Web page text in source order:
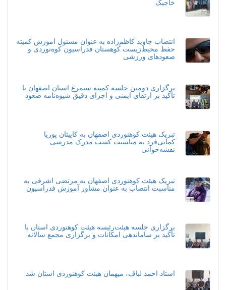
خاجیک
انتصاب جاوید کاظم‌زاده به عنوان مسئول آموزش کمیته
حفظ محیط‌زیست کوهستان فدراسیون کوه‌نوردی و
صعودهای ورزشی
برگزاری دومین جلسه کمیته سیمرغ استان اصفهان با
تأکید بر ارتقای ایمنی و اجرای دقیق شیوه‌نامه صعود
تبریک هیئت کوهنوردی اصفهان به کاپیتان پوریا
کمانی‌فرد به مناسبت کسب مدرک مدرسی
نقشه‌خوانی
تبریک هیئت کوهنوردی اصفهان به مرتضی اشرفی به
مناسبت انتصاب به عنوان مشاور آموزش فدراسیون
برگزاری جلسه هیئت‌رئیسه هیئت کوهنوردی استان با
تأکید بر ساماندهی امکانات و برگزاری مجمع سالانه
استاد احمد لباف، میهمان هیئت کوهنوردی استان شد